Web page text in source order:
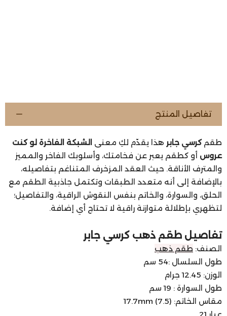
تفاصيل المنتج
طقمكرسي جابر هذا يقدّم لكِ معنى الشبكة الفاخرة لو كنت
عروس أو كطقم يعبر عن فخامتك، وأسلوبك الفاخر والمميز
والمترف الأناقة. حيث العقد المزخرف المتناغم بتفاصيله،
بالإضافة إلى أنه متعدد الطبقات وتكتمل جاذبية الطقم مع
الحلق، والسوارة، والخاتم بنفس النقوش الراقية، والتفاصيل؛
لتظهري بإطلالة متوازنة راقية لا تحتاج أي إضافة.
تفاصيل طقم ذهب كرسي جابر
الصنف: طقم ذهب
طول السلسال :54 سم
الوزن: 12.45 جرام
طول السوارة : 19 سم
مقاس الخاتم: 17.7mm (7.5)